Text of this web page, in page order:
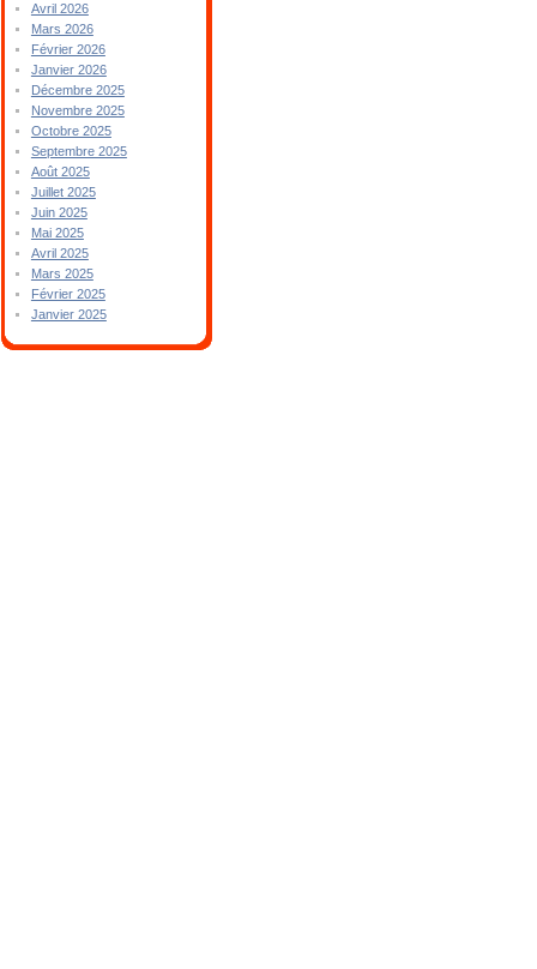
Avril 2026
Mars 2026
Février 2026
Janvier 2026
Décembre 2025
Novembre 2025
Octobre 2025
Septembre 2025
Août 2025
Juillet 2025
Juin 2025
Mai 2025
Avril 2025
Mars 2025
Février 2025
Janvier 2025